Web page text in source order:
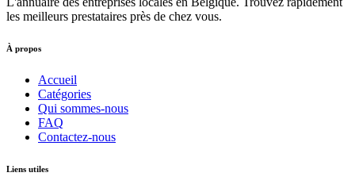
les meilleurs prestataires près de chez vous.
À propos
Accueil
Catégories
Qui sommes-nous
FAQ
Contactez-nous
Liens utiles